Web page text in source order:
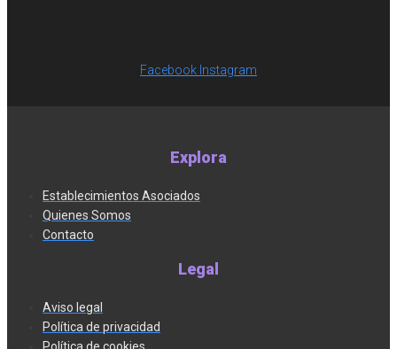
Facebook Instagram
Explora
Establecimientos Asociados
Quienes Somos
Contacto
Legal
Aviso legal
Política de privacidad